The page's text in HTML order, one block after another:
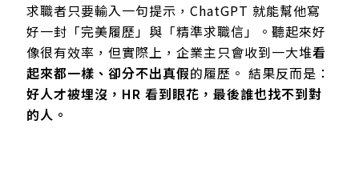
求職者只要輸入一句提示，ChatGPT 就能幫他寫
好一封「完美履歷」與「精準求職信」。聽起來好
像很有效率，但實際上，企業主只會收到一大堆看
起來都一樣、卻分不出真假的履歷。 結果反而是：
好人才被埋沒，HR 看到眼花，最後誰也找不到對
的人。